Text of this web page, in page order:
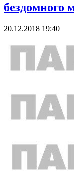
бездомного
20.12.2018 19:40